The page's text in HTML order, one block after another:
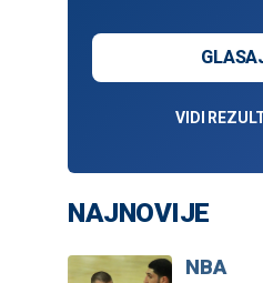
VIDI
NAJNOVIJE
NBA